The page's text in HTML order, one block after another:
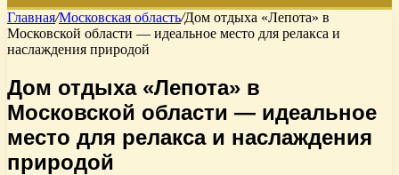
Главная/Московская область/Дом отдыха «Лепота» в
Московской области — идеальное место для релакса и
наслаждения природой
Дом отдыха «Лепота» в
Московской области — идеальное
место для релакса и наслаждения
природой